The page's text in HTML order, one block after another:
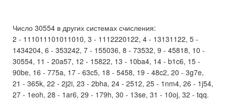
Число 30554 в других системах счисления:
2 - 111011101011010, 3 - 1112220122, 4 - 13131122, 5 -
1434204, 6 - 353242, 7 - 155036, 8 - 73532, 9 - 45818, 10 -
30554, 11 - 20a57, 12 - 15822, 13 - 10ba4, 14 - b1c6, 15 -
90be, 16 - 775a, 17 - 63c5, 18 - 5458, 19 - 48c2, 20 - 3g7e,
21 - 365k, 22 - 2j2i, 23 - 2bha, 24 - 2512, 25 - 1nm4, 26 - 1j54,
27 - 1eoh, 28 - 1ar6, 29 - 179h, 30 - 13se, 31 - 10oj, 32 - tqq.